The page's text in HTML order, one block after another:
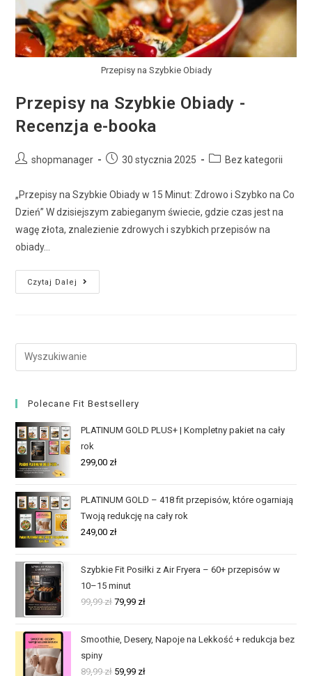
Przepisy na Szybkie Obiady
Przepisy na Szybkie Obiady -
Recenzja e-booka
shopmanager 30 stycznia 2025 Bez kategorii
„Przepisy na Szybkie Obiady w 15 Minut: Zdrowo i Szybko na Co
Dzień” W dzisiejszym zabieganym świecie, gdzie czas jest na
wagę złota, znalezienie zdrowych i szybkich przepisów na
obiady…
Czytaj Dalej
Polecane Fit Bestsellery
PLATINUM GOLD PLUS+ | Kompletny pakiet na cały
rok
299,00 zł
PLATINUM GOLD – 418 fit przepisów, które ogarniają
Twoją redukcję na cały rok
249,00 zł
Szybkie Fit Posiłki z Air Fryera – 60+ przepisów w
10–15 minut
99,99zł 79,99 zł
Smoothie, Desery, Napoje na Lekkość + redukcja bez
spiny
89,99zł 59,99 zł